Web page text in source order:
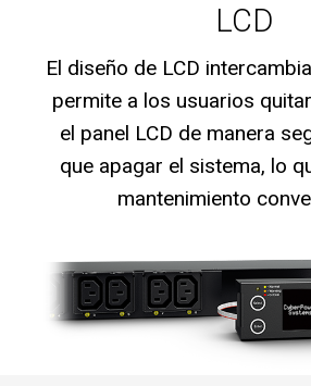
LCD
El diseño de LCD
permite a los usuarios
el panel LCD de manera
que apagar el sistema, lo
mantenimiento